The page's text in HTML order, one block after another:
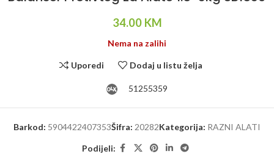
34.00 KM
Nema na zalihi
Uporedi Dodaj u listu želja
51255359
Barkod: 5904422407353Šifra: 20282Kategorija: RAZNI ALATI
Podijeli: